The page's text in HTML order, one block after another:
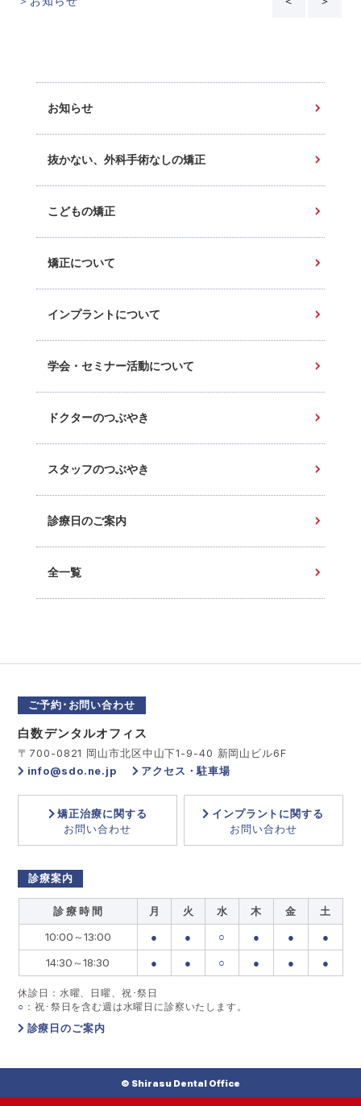
お知らせ
抜かない、外科手術なしの矯正
こどもの矯正
矯正について
インプラントについて
学会・セミナー活動について
ドクターのつぶやき
スタッフのつぶやき
診療日のご案内
全一覧
ご予約･お問い合わせ
白数デンタルオフィス
〒700-0821 岡山市北区中山下1-9-40 新岡山ビル6F
info@sdo.ne.jp
アクセス・駐車場
矯正治療に関する
お問い合わせ
インプラントに関する
お問い合わせ
診療案内
診 療 時 間 月 火 水 木 金
土
10:00～13:00
● ● ○ ● ●
●
14:30～18:30
● ● ○ ● ● ●
休診日：水曜、日曜、祝･祭日
○ ：祝･祭日を含む週は水曜日に診察いたします。
診療日のご案内
© Shirasu Dental Office